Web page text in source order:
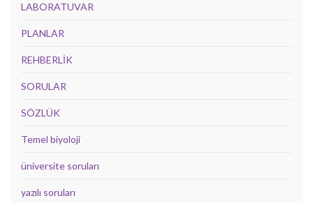
LABORATUVAR
PLANLAR
REHBERLİK
SORULAR
SÖZLÜK
Temel biyoloji
üniversite soruları
yazılı soruları